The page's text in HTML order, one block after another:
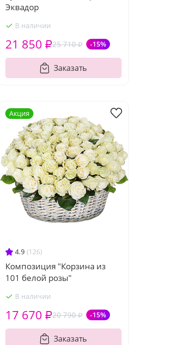
Эквадор
В наличии
25 710 ₽ -15%
21 850 ₽
Заказать
4.9 (126)
Композиция "Корзина из
101 белой розы"
В наличии
20 790 ₽ -15%
17 670 ₽
Заказать
Акция